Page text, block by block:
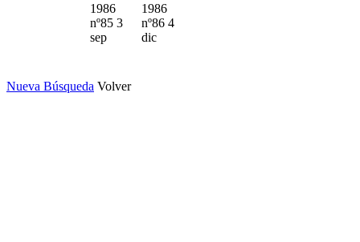
1986
nº85 3
sep
1986
nº86 4
dic
Nueva Búsqueda Volver